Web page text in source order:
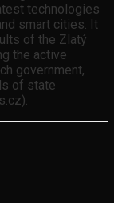
technologies
smart cities. It
of the Zlatý
the active
government,
of state